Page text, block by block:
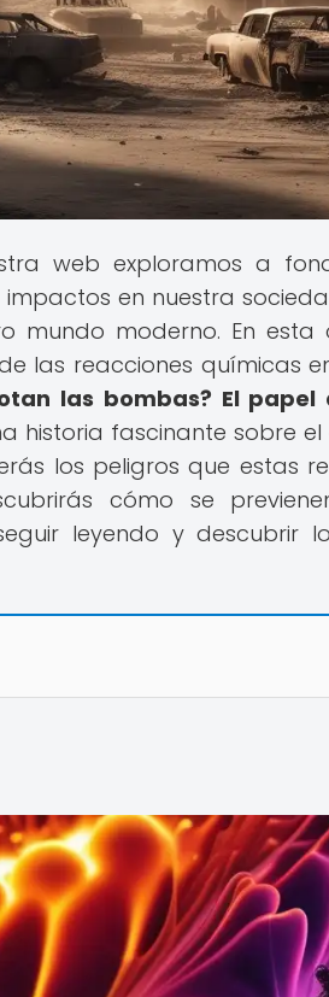
web exploramos a
en nuestra
mundo moderno. En esta
las reacciones químicas
las bombas? El papel
historia fascinante sobre
los peligros que estas
cómo se
leyendo y descubrir